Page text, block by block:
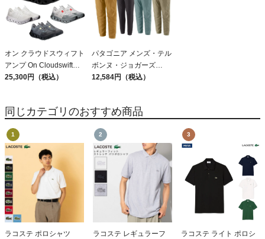
オン クラウドスウィフト
アンプ On Cloudswift
Amp
25,300円（税込）
パタゴニア メンズ・テル
ボンヌ・ジョガーズ
PATAGONIA MS
12,584円（税込）
同じカテゴリのおすすめ商品
ラコステ ポロシャツ
ラコステ レギュラーフ
ラコステ ライト ポロシ